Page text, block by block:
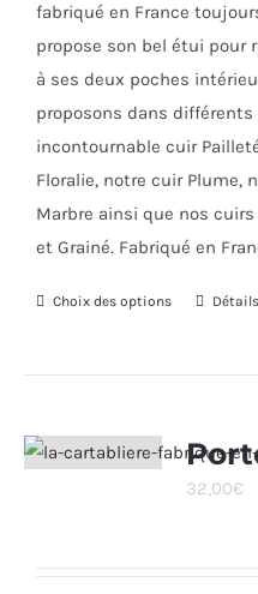
la
page
du
produit
fabriqué en France
propose son bel étui pour
à ses deux poches
proposons dans
incontournable cuir
Floralie, notre cuir Plume,
Marbre ainsi que nos cuirs
et Grainé. Fabriqué en
Choix des options
Ce
Les
Détails
32,00€